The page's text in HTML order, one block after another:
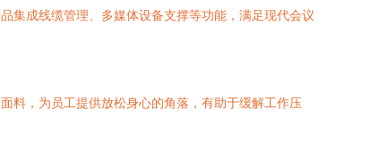
集成线缆管理、多媒体设备支撑等功能，满足现代会议
料，为员工提供放松身心的角落，有助于缓解工作压